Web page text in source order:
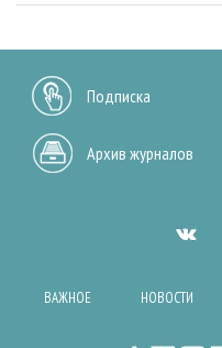
Подписка
Архив журналов
ВАЖНОЕ НОВОСТИ